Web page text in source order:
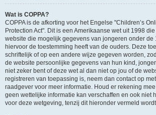
Wat is COPPA?
COPPA is de afkorting voor het Engelse "Children’s
Protection Act". Dit is een Amerikaanse wet uit 1998
website die mogelijk gegevens van jongeren onder de
hiervoor de toestemming heeft van de ouders. Deze
schriftelijk of op een andere wijze gegeven worden,
de website persoonlijke gegevens van hun kind,
niet zeker bent of deze wet al dan niet op jou of de
registreren van toepassing is, neem dan contact op
raadgever voor meer informatie. Houd er rekening
geen wettelijke informatie kan verschaffen en ook niet
voor deze wetgeving, tenzij dit hieronder vermeld